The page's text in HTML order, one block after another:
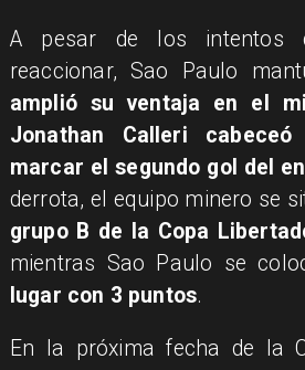
A pesar de los intentos
reaccionar, Sao Paulo
amplió su ventaja en el
Jonathan Calleri
marcar el segundo gol del
derrota, el equipo minero se
grupo B de la Copa
mientras Sao Paulo se
lugar con 3 puntos.
En la próxima fecha de la